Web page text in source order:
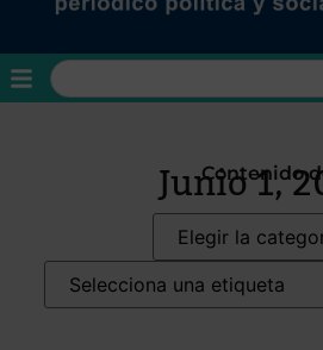
Contenido
Junio 1,